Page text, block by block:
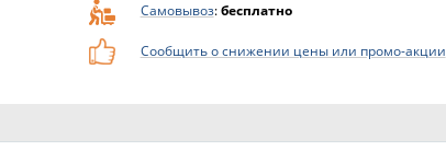
Самовывоз:бесплатно
Сообщить о снижении цены или промо-акции